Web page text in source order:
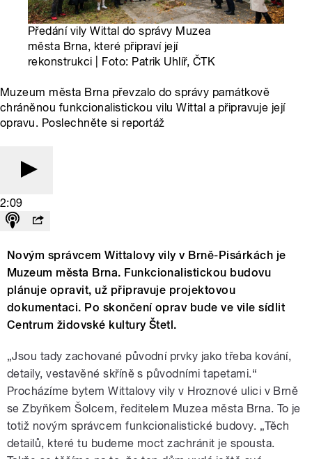
Předání vily Wittal do správy Muzea
města Brna, které připraví její
rekonstrukci | Foto: Patrik Uhlíř, ČTK
Muzeum města Brna převzalo do správy památkově
chráněnou funkcionalistickou vilu Wittal a připravuje její
opravu. Poslechněte si reportáž
2:09
Novým správcem Wittalovy vily v Brně-Pisárkách je
Muzeum města Brna. Funkcionalistickou budovu
plánuje opravit, už připravuje projektovou
dokumentaci. Po skončení oprav bude ve vile sídlit
Centrum židovské kultury Štetl.
„Jsou tady zachované původní prvky jako třeba kování,
detaily, vestavěné skříně s původními tapetami.“
Procházíme bytem Wittalovy vily v Hroznové ulici v Brně
se Zbyňkem Šolcem, ředitelem Muzea města Brna. To je
totiž novým správcem funkcionalistické budovy. „Těch
detailů, které tu budeme moct zachránit je spousta.